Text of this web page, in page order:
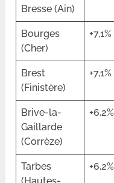
Bresse (Ain)
Bourges
(Cher)
+7,1%
Brest
(Finistère)
+7,1%
Brive-la-
Gaillarde
(Corrèze)
+6,2%
Tarbes
+6,2%